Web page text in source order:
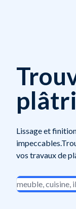
Lissage et
vos travaux de